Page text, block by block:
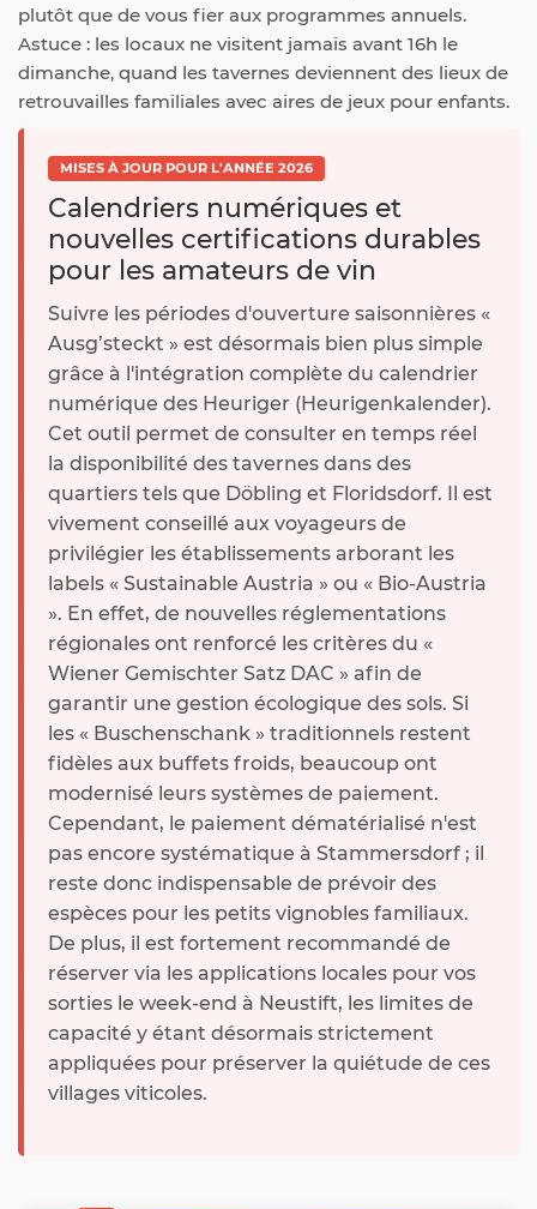
plutôt que de vous fier aux programmes annuels.
Astuce : les locaux ne visitent jamais avant 16h le
dimanche, quand les tavernes deviennent des lieux de
retrouvailles familiales avec aires de jeux pour enfants.
MISES À JOUR POUR L'ANNÉE 2026
Calendriers numériques et
nouvelles certifications durables
pour les amateurs de vin
Suivre les périodes d'ouverture saisonnières «
Ausg’steckt » est désormais bien plus simple
grâce à l'intégration complète du calendrier
numérique des Heuriger (Heurigenkalender).
Cet outil permet de consulter en temps réel
la disponibilité des tavernes dans des
quartiers tels que Döbling et Floridsdorf. Il est
vivement conseillé aux voyageurs de
privilégier les établissements arborant les
labels « Sustainable Austria » ou « Bio-Austria
». En effet, de nouvelles réglementations
régionales ont renforcé les critères du «
Wiener Gemischter Satz DAC » afin de
garantir une gestion écologique des sols. Si
les « Buschenschank » traditionnels restent
fidèles aux buffets froids, beaucoup ont
modernisé leurs systèmes de paiement.
Cependant, le paiement dématérialisé n'est
pas encore systématique à Stammersdorf ; il
reste donc indispensable de prévoir des
espèces pour les petits vignobles familiaux.
De plus, il est fortement recommandé de
réserver via les applications locales pour vos
sorties le week-end à Neustift, les limites de
capacité y étant désormais strictement
appliquées pour préserver la quiétude de ces
villages viticoles.